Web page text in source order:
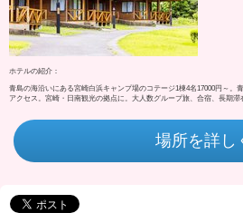
ホテルの紹介：
青島の海沿いにある宮崎白浜キャンプ場のコテージ1棟4名17000円～。
アクセス。宮崎・日南観光の拠点に。大人数グループ旅、合宿、長期滞
場所を詳し